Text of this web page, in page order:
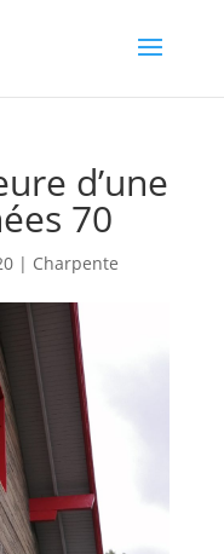
d’une
70
| Charpente